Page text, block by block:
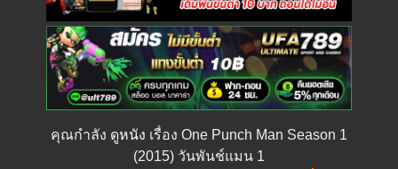
คุณกำลัง ดูหนัง เรื่อง One Punch Man Season 1
(2015) วันพันช์แมน 1